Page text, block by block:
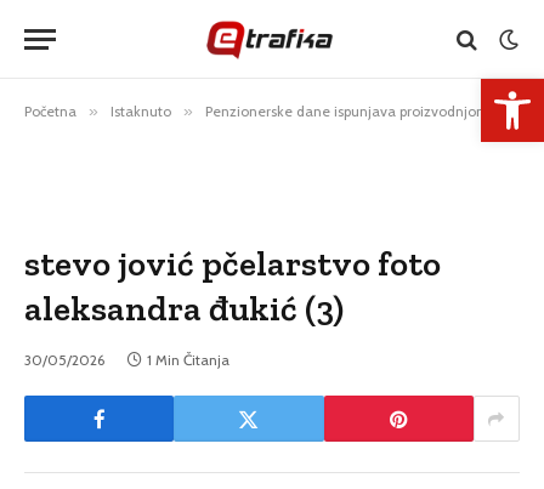
Početna » Istaknuto » Penzionerske dane ispunjava proizvodnjom meda
stevo jović pčelarstvo foto
aleksandra đukić (3)
30/05/2026 1 Min Čitanja